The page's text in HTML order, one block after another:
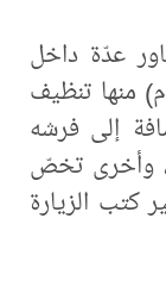
عدّة داخل
منها تنظيف
إلى فرشه
وأخرى تخصّ
كتب الزيارة